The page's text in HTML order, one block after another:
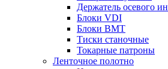
Держатель осевого
Блоки VDI
Блоки BMT
Тиски станочные
Токарные патроны
Ленточное полотно